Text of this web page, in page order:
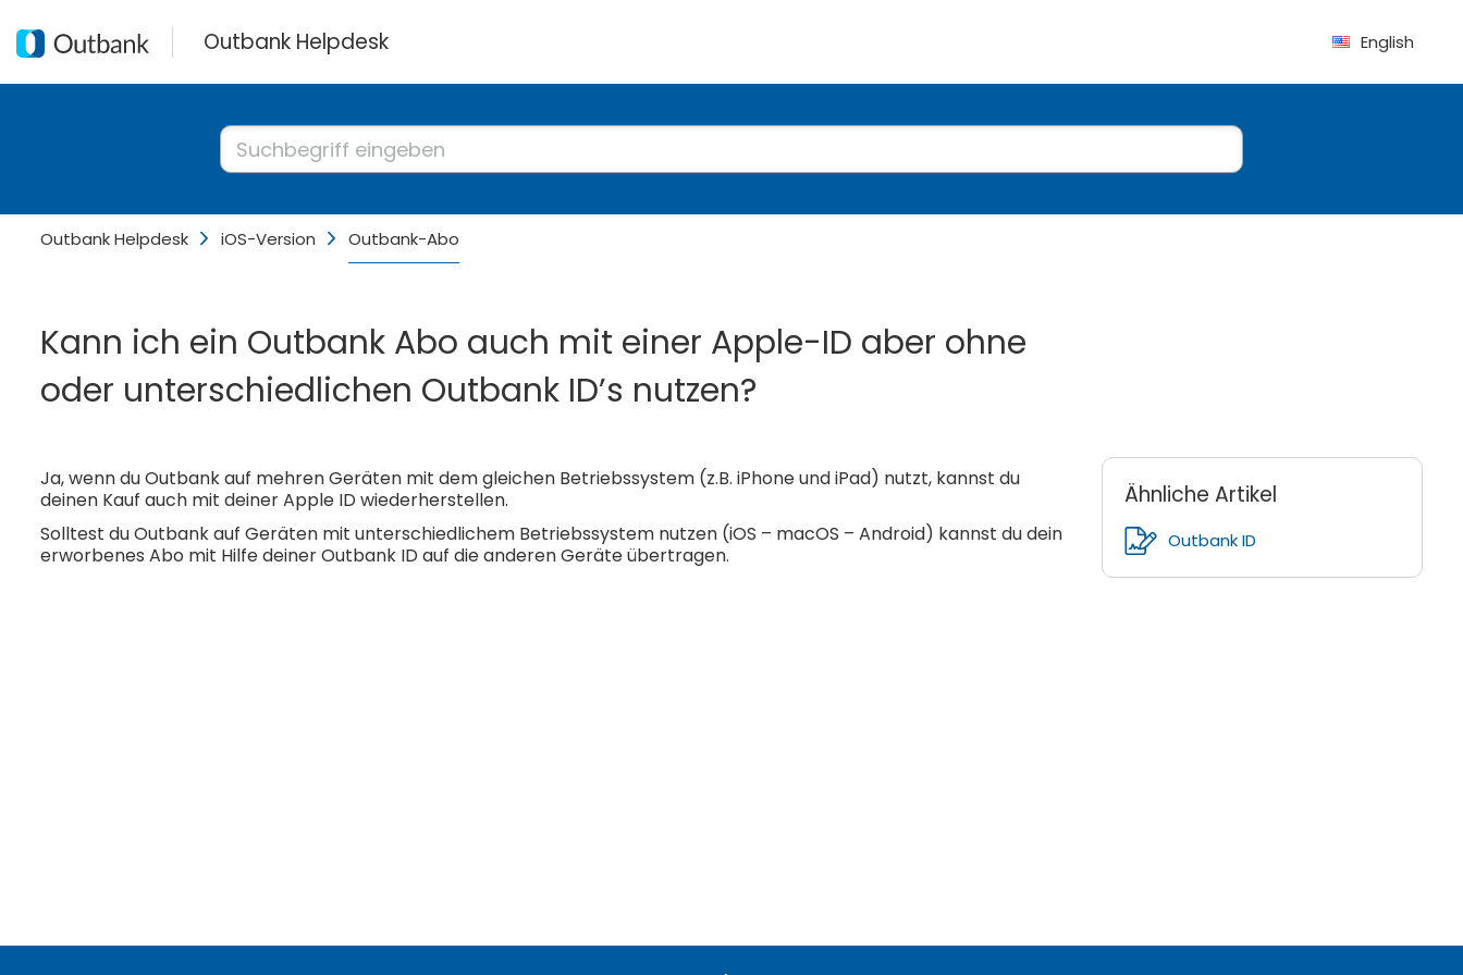
Outbank Helpdesk English
Outbank Helpdesk iOS-Version Outbank-Abo
Kann ich ein Outbank Abo auch mit einer Apple-ID aber ohne
oder unterschiedlichen Outbank ID’s nutzen?
Ja, wenn du Outbank auf mehren Geräten mit dem gleichen Betriebssystem (z.B. iPhone und iPad) nutzt, kannst du
deinen Kauf auch mit deiner Apple ID wiederherstellen.
Solltest du Outbank auf Geräten mit unterschiedlichem Betriebssystem nutzen (iOS – macOS – Android) kannst du dein
erworbenes Abo mit Hilfe deiner Outbank ID auf die anderen Geräte übertragen.
Ähnliche Artikel
Outbank ID